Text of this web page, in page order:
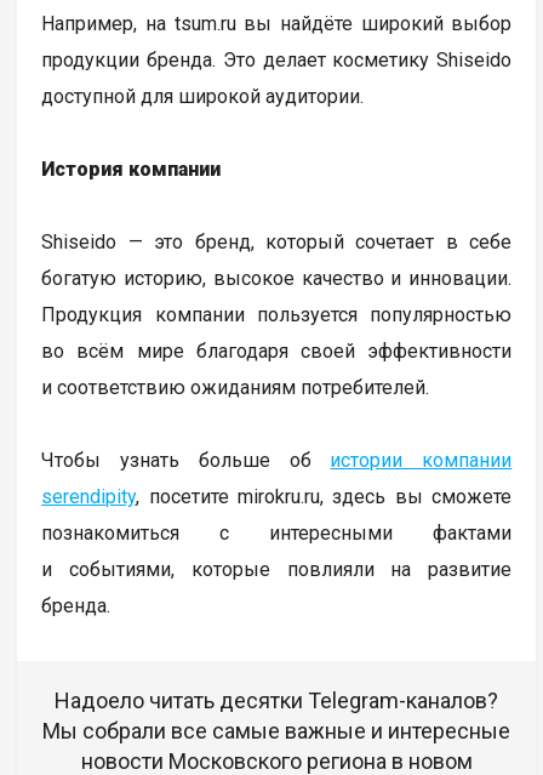
Например, на tsum.ru вы найдёте широкий выбор
продукции бренда. Это делает косметику Shiseido
доступной для широкой аудитории.
История компании
Shiseido — это бренд, который сочетает в себе
богатую историю, высокое качество и инновации.
Продукция компании пользуется популярностью
во всём мире благодаря своей эффективности
и соответствию ожиданиям потребителей.
Чтобы узнать больше об истории компании
serendipity, посетите mirokru.ru, здесь вы сможете
познакомиться с интересными фактами
и событиями, которые повлияли на развитие
бренда.
Надоело читать десятки Telegram-каналов?
Мы собрали все самые важные и интересные
новости Московского региона в новом